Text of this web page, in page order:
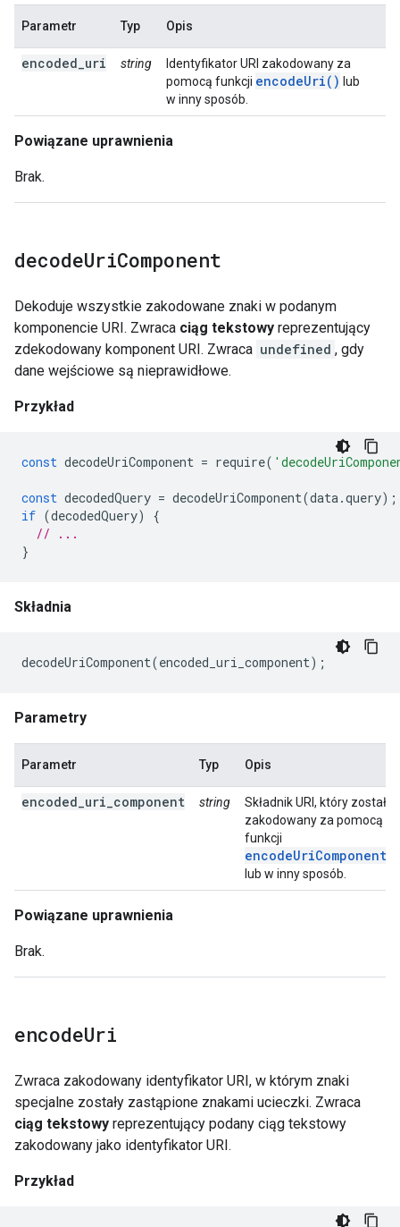
Parametr Typ Opis
encoded_uri string
Identyfikator URI zakodowany za
pomocą funkcji encodeUri() lub
w inny sposób.
Powiązane uprawnienia
Brak.
decodeUriComponent
Dekoduje wszystkie zakodowane znaki w podanym
komponencie URI. Zwraca ciąg tekstowy reprezentujący
zdekodowany komponent URI. Zwraca undefined , gdy
dane wejściowe są nieprawidłowe.
Przykład
const decodeUriComponent = require(
const decodedQuery = decodeUriComponent(data.query);
if (decodedQuery)
{
// ...
}
Składnia
decodeUriComponent(encoded_uri_component);
Parametry
Parametr Typ Opis
encoded_uri_component string
Składnik URI, który został
zakodowany za pomocą
funkcji
encodeUriComponent()
lub w inny sposób.
Powiązane uprawnienia
Brak.
encodeUri
Zwraca zakodowany identyfikator URI, w którym znaki
specjalne zostały zastąpione znakami ucieczki. Zwraca
ciąg tekstowy reprezentujący podany ciąg tekstowy
zakodowany jako identyfikator URI.
Przykład